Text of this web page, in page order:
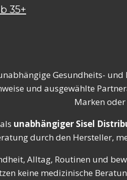
35+
Gesundheits- und
und ausgewählte
Marken
unabhängiger Sisel
durch den Hersteller,
Alltag, Routinen und
keine medizinische